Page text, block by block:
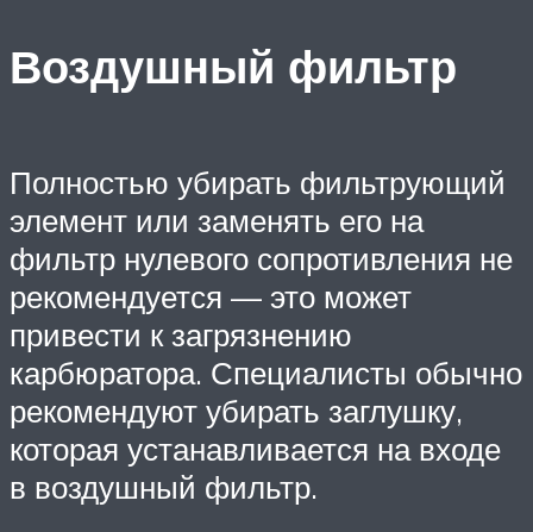
Воздушный фильтр
Полностью убирать фильтрующий
элемент или заменять его на
фильтр нулевого сопротивления не
рекомендуется — это может
привести к загрязнению
карбюратора. Специалисты обычно
рекомендуют убирать заглушку,
которая устанавливается на входе
в воздушный фильтр.